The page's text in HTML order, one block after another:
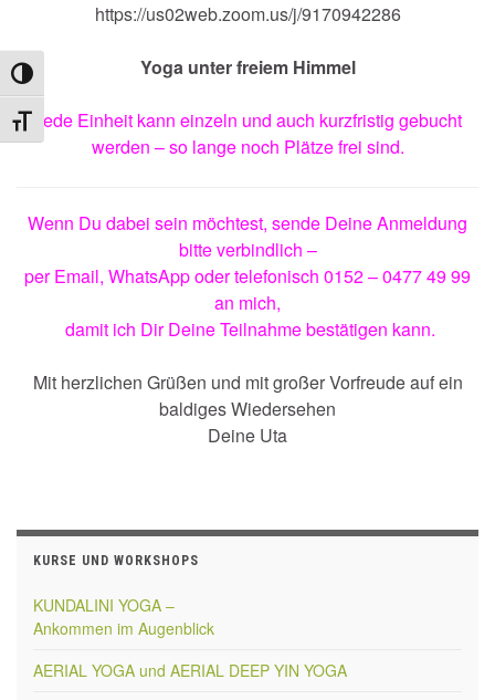
Umschalten auf hohe Kontraste
Schrift vergrößern
https://us02web.zoom.us/j/9170942286
Yoga unter freiem Himmel
Jede Einheit kann einzeln und auch kurzfristig gebucht
werden – so lange noch Plätze frei sind.
Wenn Du dabei sein möchtest, sende Deine Anmeldung
bitte verbindlich –
perEmail, WhatsApp oder telefonisch 0152 – 0477 49 99
an mich,
damit ich Dir Deine Teilnahme bestätigen kann.
Mit herzlichen Grüßen und mit großer Vorfreude auf ein
baldiges Wiedersehen
Deine Uta
KURSE UND WORKSHOPS
KUNDALINI YOGA –
Ankommen im Augenblick
AERIAL YOGA und AERIAL DEEP YIN YOGA